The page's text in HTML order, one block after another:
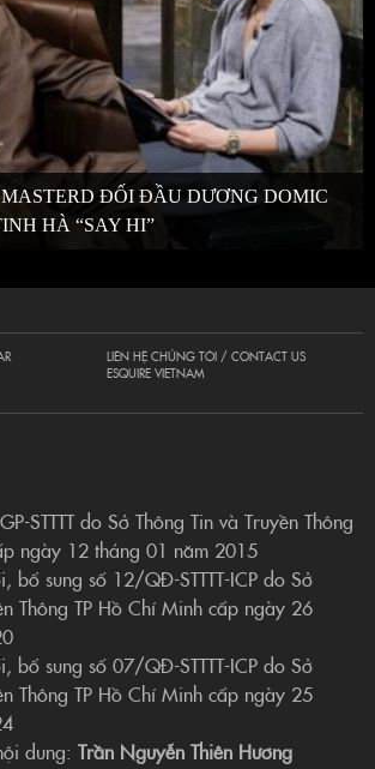
ĐỐI ĐẦU DƯƠNG DOMIC
HÀ “SAY HI”
LIÊN HỆ CHÚNG TÔI / CONTACT US
ESQUIRE VIETNAM
STTTT do Sở Thông Tin và Truyền Thông
ngày 12 tháng 01 năm 2015
bổ sung số 12/QĐ-STTTT-ICP do Sở
Thông TP Hồ Chí Minh cấp ngày 26
bổ sung số 07/QĐ-STTTT-ICP do Sở
Thông TP Hồ Chí Minh cấp ngày 25
dung: Trần Nguyễn Thiên Hương